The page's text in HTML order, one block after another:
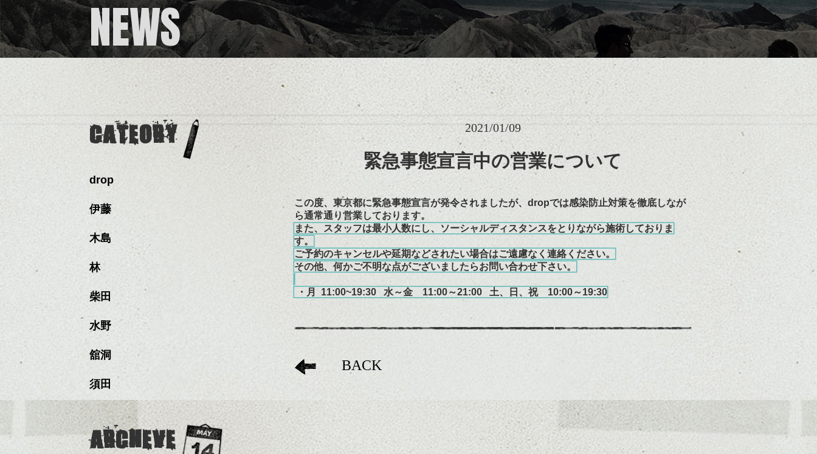
NEWS
2021/01/09
緊急事態宣言中の営業について
この度、東京都に緊急事態宣言が発令されましたが、dropでは感染防止対策を徹底しなが
ら通常通り営業しております。
また、スタッフは最小人数にし、ソーシャルディスタンスをとりながら施術しておりま
す。
ご予約のキャンセルや延期などされたい場合はご遠慮なく連絡ください。
その他、何かご不明な点がございましたらお問い合わせ下さい。
・月 11:00~19:30 水～金 11:00～21:00 土、日、祝 10:00～19:30
BACK
CATEORY
drop
伊藤
木島
林
柴田
水野
舘洞
須田
ARCHEVE